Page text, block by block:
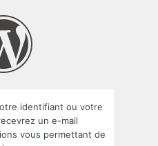
identifiant ou votre
un e-mail
vous permettant de